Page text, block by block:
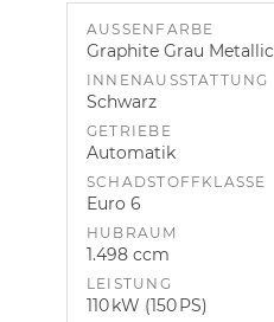
AUSSENFARBE
Graphite Grau Metallic
INNENAUSSTATTUNG
Schwarz
GETRIEBE
Automatik
SCHADSTOFFKLASSE
Euro 6
HUBRAUM
1.498 ccm
LEISTUNG
110 kW (150 PS)